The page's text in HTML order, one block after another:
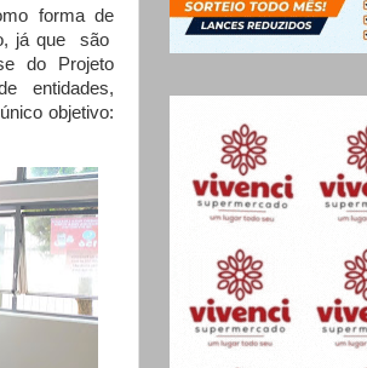
forma de
já que são
do Projeto
entidades,
objetivo: